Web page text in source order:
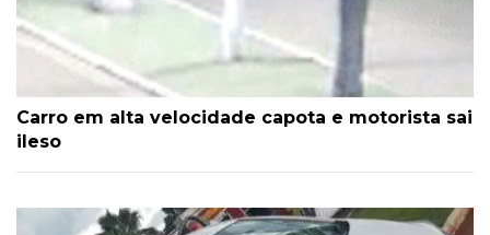
Carro em alta velocidade capota e motorista sai
ileso